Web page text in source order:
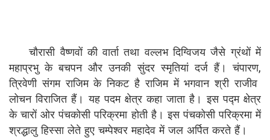
चौरासी वैष्णवों की वार्ता तथा वल्लभ दिग्विजय जैसे ग्रंथों में
महाप्रभु के बचपन और उनकी सुंदर स्मृतियां दर्ज हैं। चंपारण,
त्रिवेणी संगम राजिम के निकट है राजिम में भगवान श्री राजीव
लोचन विराजित हैं। यह पदम क्षेत्र कहा जाता है। इस पद्म क्षेत्र
के चारों ओर पंचकोसी परिक्रमा होती है। इस पंचकोसी परिक्रमा में
श्रद्धालु हिस्सा लेते हुए चम्पेश्वर महादेव में जल अर्पित करते हैं।